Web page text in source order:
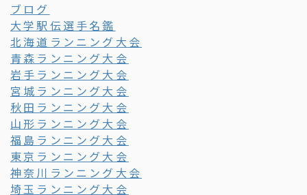
ブログ
大学駅伝選手名鑑
北海道ランニング大会
青森ランニング大会
岩手ランニング大会
宮城ランニング大会
秋田ランニング大会
山形ランニング大会
福島ランニング大会
東京ランニング大会
神奈川ランニング大会
埼玉ランニング大会